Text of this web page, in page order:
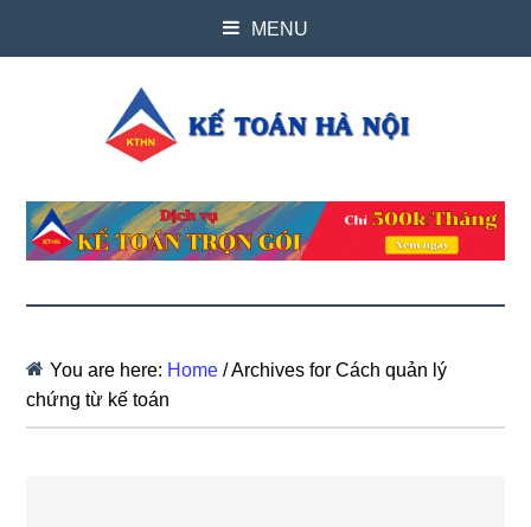
MENU
You are here: Home /Archives for Cách quản lý
chứng từ kế toán